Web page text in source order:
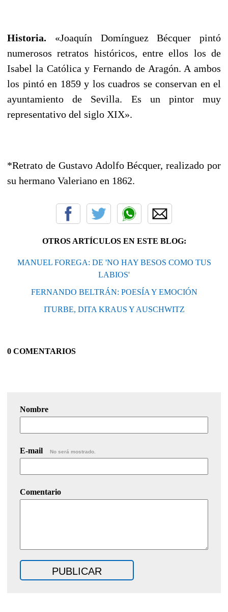
Historia. «Joaquín Domínguez Bécquer pintó
numerosos retratos históricos, entre ellos los de
Isabel la Católica y Fernando de Aragón. A ambos
los pintó en 1859 y los cuadros se conservan en el
ayuntamiento de Sevilla. Es un pintor muy
representativo del siglo XIX».
*Retrato de Gustavo Adolfo Bécquer, realizado por
su hermano Valeriano en 1862.
OTROS ARTÍCULOS EN ESTE BLOG:
MANUEL FOREGA: DE 'NO HAY BESOS COMO TUS
LABIOS'
FERNANDO BELTRÁN: POESÍA Y EMOCIÓN
ITURBE, DITA KRAUS Y AUSCHWITZ
0 COMENTARIOS
Nombre
E-mail No será mostrado.
Comentario